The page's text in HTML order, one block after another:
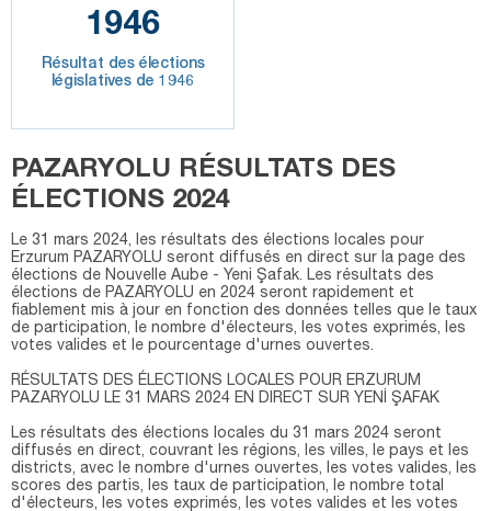
1946
Résultat des élections
législatives de 1946
PAZARYOLU RÉSULTATS DES
ÉLECTIONS 2024
Le 31 mars 2024, les résultats des élections locales pour
Erzurum PAZARYOLU seront diffusés en direct sur la page des
élections de Nouvelle Aube - Yeni Şafak. Les résultats des
élections de PAZARYOLU en 2024 seront rapidement et
fiablement mis à jour en fonction des données telles que le taux
de participation, le nombre d'électeurs, les votes exprimés, les
votes valides et le pourcentage d'urnes ouvertes.
RÉSULTATS DES ÉLECTIONS LOCALES POUR ERZURUM
PAZARYOLU LE 31 MARS 2024 EN DIRECT SUR YENİ ŞAFAK
Les résultats des élections locales du 31 mars 2024 seront
diffusés en direct, couvrant les régions, les villes, le pays et les
districts, avec le nombre d'urnes ouvertes, les votes valides, les
scores des partis, les taux de participation, le nombre total
d'électeurs, les votes exprimés, les votes valides et les votes